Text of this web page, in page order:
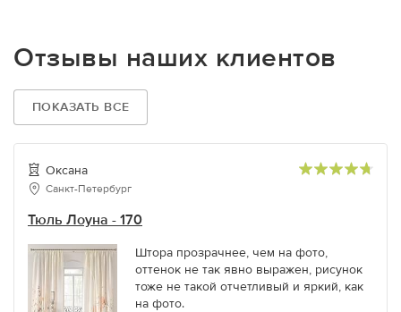
Отзывы наших клиентов
ПОКАЗАТЬ ВСЕ
Оксана
Санкт-Петербург
Тюль Лоуна - 170
Штора прозрачнее, чем на фото,
оттенок не так явно выражен, рисунок
тоже не такой отчетливый и яркий, как
на фото.